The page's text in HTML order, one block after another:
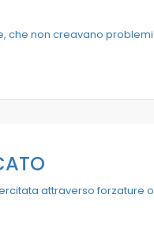
che non creavano
attraverso forzature